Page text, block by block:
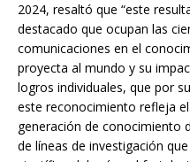
2024, resaltó que “este
destacado que ocupan las
comunicaciones en el
proyecta al mundo y su
logros individuales, que por
este reconocimiento refleja
generación de conocimiento
de líneas de investigación